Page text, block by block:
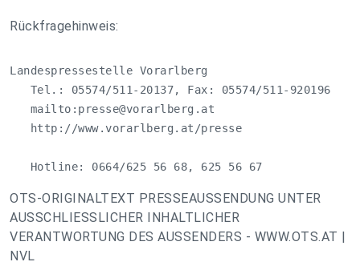
Rückfragehinweis:
Landespressestelle Vorarlberg
   Tel.: 05574/511-20137, Fax: 05574/511-920196
   mailto:
presse@vorarlberg.at
   http://www.vorarlberg.at/presse
   Hotline: 0664/625 56 68, 625 56 67
OTS-ORIGINALTEXT PRESSEAUSSENDUNG UNTER
AUSSCHLIESSLICHER INHALTLICHER
VERANTWORTUNG DES AUSSENDERS - WWW.OTS.AT |
NVL